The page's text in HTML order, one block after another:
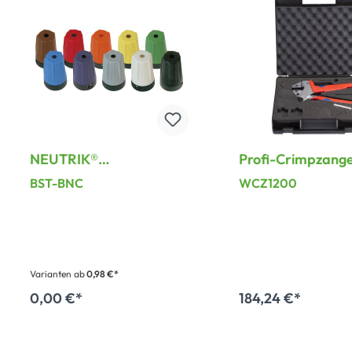
NEUTRIK®
Abdeckkappe für BNC
Rear Twist
BST-BNC
Varianten ab0,98 €*
0,00 €*
Profi-
verchromt, inkl.
für wechselbare
WCZ1200
184,24 €*